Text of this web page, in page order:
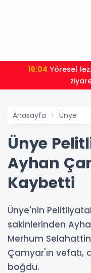
16:04
Anasayfa Ünye
Ünye
Ayhan
Kaybetti
Ünye'nin
sakinlerinden
Merhum
Çamyar'ın vefatı,
boğdu.